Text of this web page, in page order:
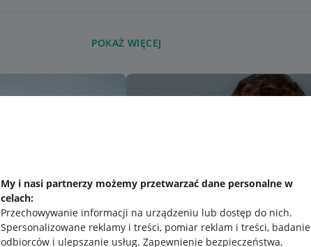
My i nasi partnerzy możemy przetwarzać dane personalne w
celach:
Przechowywanie informacji na urządzeniu lub dostęp do nich.
Spersonalizowane reklamy i treści, pomiar reklam i treści, badanie
odbiorców i ulepszanie usług. Zapewnienie bezpieczeństwa,
POKAŻ WIĘCEJ